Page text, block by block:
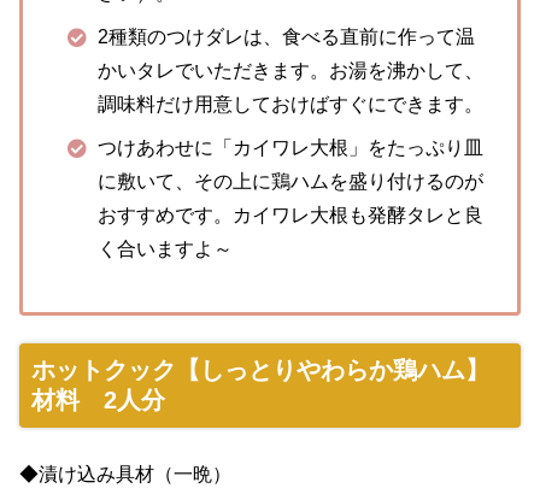
2種類のつけダレは、食べる直前に作って温
かいタレでいただきます。お湯を沸かして、
調味料だけ用意しておけばすぐにできます。
つけあわせに「カイワレ大根」をたっぷり皿
に敷いて、その上に鶏ハムを盛り付けるのが
おすすめです。カイワレ大根も発酵タレと良
く合いますよ～
ホットクック【しっとりやわらか鶏ハム】
材料 2人分
◆漬け込み具材（一晩）